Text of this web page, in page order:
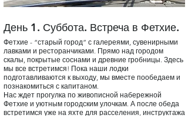
День 1. Суббота. Встреча в Фетхие.
Фетхие - “старый город” с галереями, сувенирными
лавками и ресторанчиками. Прямо над городом
скалы, покрытые соснами и древние гробницы. Здесь
мы все встретимся! Пока наши лодки
подготавливаются к выходу, мы вместе пообедаем и
познакомиться с капитаном.
Нас ждет прогулка по живописной набережной
Фетхие и уютным городским улочкам. А после обеда
встретимся уже на яхте для расселения, инструктажа